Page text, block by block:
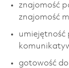
znajomość
znajomość
umiejętność
gotowość